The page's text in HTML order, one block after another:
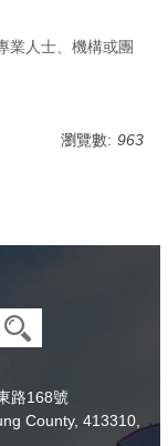
業人士、機構或團
瀏覽數: 963
路168號
County, 413310,